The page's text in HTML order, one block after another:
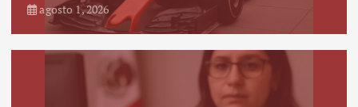
agosto 1, 2026